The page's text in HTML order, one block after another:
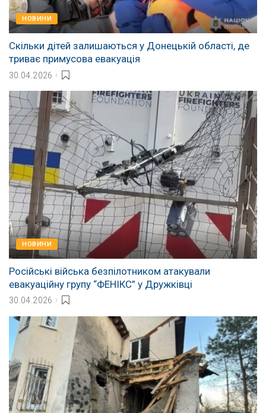
НОВИНИ
Скільки дітей залишаються у Донецькій області, де
триває примусова евакуація
30.04.2026
НОВИНИ
Російські війська безпілотником атакували
евакуаційну групу “ФЕНІКС” у Дружківці
30.04.2026